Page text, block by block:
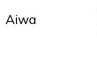
Aiwa